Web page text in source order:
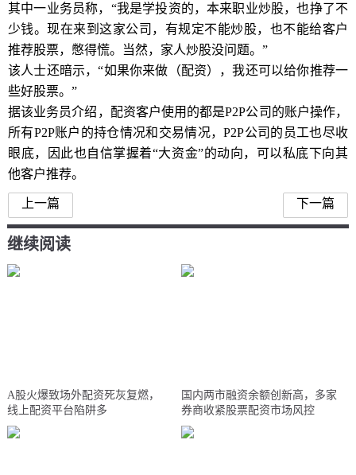
其中一业务员称，“我是学投资的，本来职业炒股，也挣了不
少钱。现在来到这家公司，有规定不能炒股，也不能给客户
推荐股票，憋得慌。当然，家人炒股没问题。”
该人士还暗示，“如果你来做（配资），我还可以给你推荐一
些好股票。”
据该业务员介绍，配资客户使用的都是P2P公司的账户操作，
所有P2P账户的持仓情况和交易情况，P2P公司的员工也尽收
眼底，因此也自信掌握着“大资金”的动向，可以私底下向其
他客户推荐。
上一篇 下一篇
继续阅读
A股火爆致场外配资死灰复燃，
线上配资平台陷阱多
国内两市融资余额创新高，多家
券商收紧股票配资市场风控